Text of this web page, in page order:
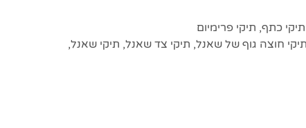
תיקי כתף, תיקי פרימיום
תיקי חוצה גוף של שאנל, תיקי צד שאנל, תיקי שאנל,